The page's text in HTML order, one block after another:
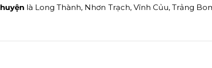
huyệnlà Long Thành, Nhơn Trạch, Vĩnh Củu, Trảng